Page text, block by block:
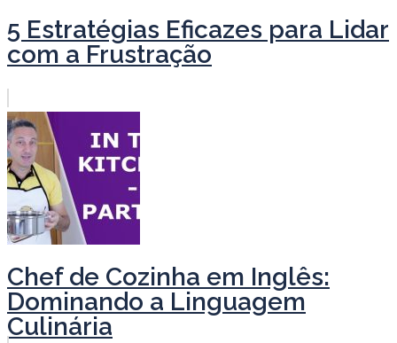
5 Estratégias Eficazes para Lidar
com a Frustração
Chef de Cozinha em Inglês:
Dominando a Linguagem
Culinária